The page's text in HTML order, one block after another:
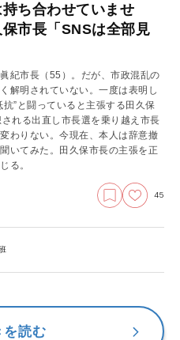
ち合わせていませ
市長「SNSは全部見
紀市長（55）。だが、市政混乱の
解明されていない。一度は表明し
”と闘っていると主張する田久保
れる出直し市長選を乗り越え市長
わりない。今現在、本人は辞意撤
いてみた。田久保市長の主張を正
る。
45
を読む